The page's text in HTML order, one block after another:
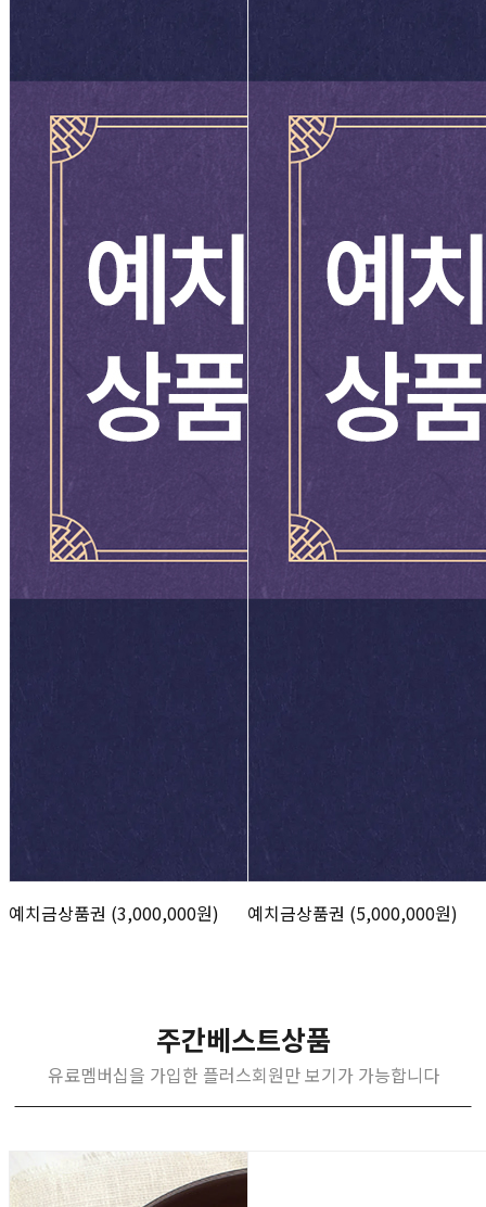
예치금상품권 (3,000,000원) 예치금상품권 (5,000,000원)
주간베스트상품
유료멤버십을 가입한 플러스회원만 보기가 가능합니다